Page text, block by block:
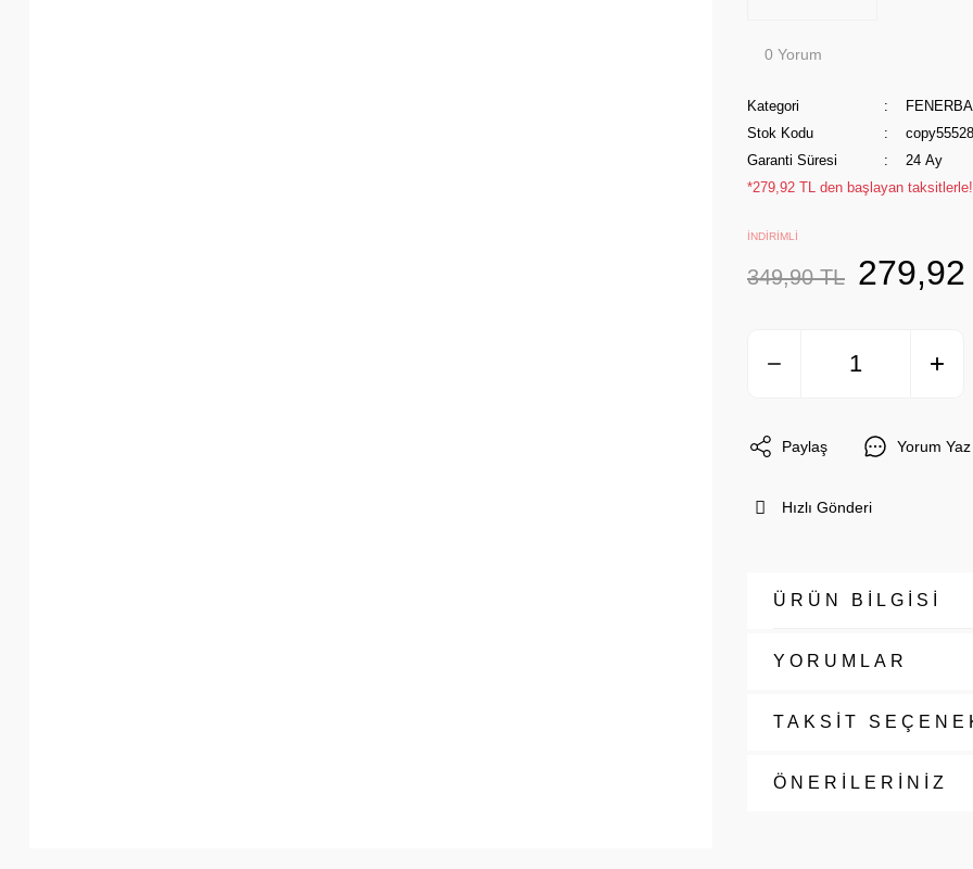
0 Yorum
Kategori
Stok Kodu
Garanti Süresi
24 Ay
*279,92 TL den başlayan taksitlerle!
İNDİRİMLİ
349,90 TL 279,92
Paylaş Yorum Yaz
Hızlı Gönderi
ÜRÜN BİLGİSİ
YORUMLAR
TAKSİT
ÖNERİLERİNİZ